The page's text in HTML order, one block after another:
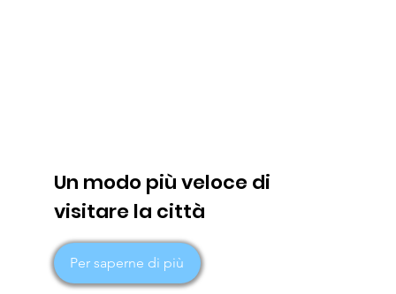
Un modo più veloce di
visitare la città
Per saperne di più